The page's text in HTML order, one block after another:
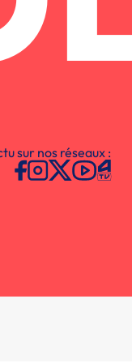
sur nos réseaux :